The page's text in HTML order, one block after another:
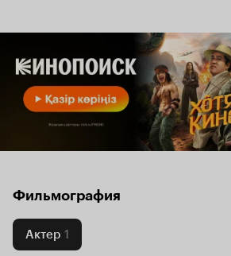
Фильмография
Актер 1